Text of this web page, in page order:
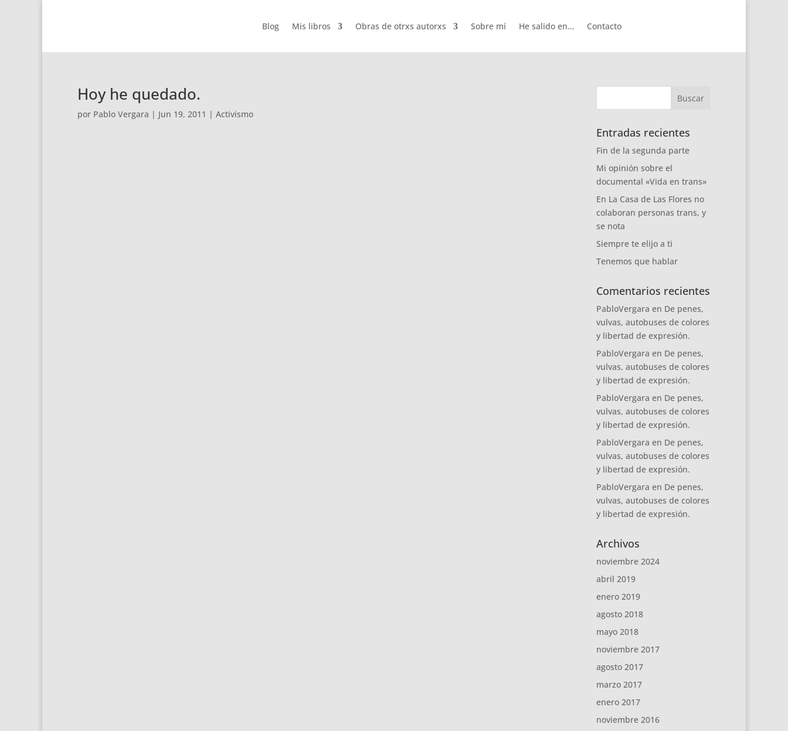
Blog Mis libros Obras de otrxs autorxs Sobre mí He salido en… Contacto
Hoy he quedado.
por Pablo Vergara | Jun 19, 2011 | Activismo
Entradas recientes
Fin de la segunda parte
Mi opinión sobre el
documental «Vida en trans»
En La Casa de Las Flores no
colaboran personas trans, y
se nota
Siempre te elijo a ti
Tenemos que hablar
Comentarios recientes
PabloVergara en De penes,
vulvas, autobuses de colores
y libertad de expresión.
PabloVergara en De penes,
vulvas, autobuses de colores
y libertad de expresión.
PabloVergara en De penes,
vulvas, autobuses de colores
y libertad de expresión.
PabloVergara en De penes,
vulvas, autobuses de colores
y libertad de expresión.
PabloVergara en De penes,
vulvas, autobuses de colores
y libertad de expresión.
Archivos
noviembre 2024
abril 2019
enero 2019
agosto 2018
mayo 2018
noviembre 2017
agosto 2017
marzo 2017
enero 2017
noviembre 2016